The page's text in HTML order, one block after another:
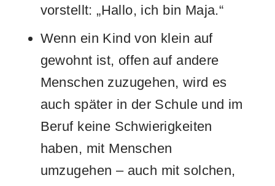
vorstellt: „Hallo, ich bin Maja.“
Wenn ein Kind von klein auf
gewohnt ist, offen auf andere
Menschen zuzugehen, wird es
auch später in der Schule und im
Beruf keine Schwierigkeiten
haben, mit Menschen
umzugehen – auch mit solchen,